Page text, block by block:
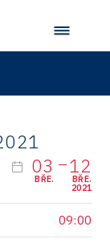
03
BŘE.
12
BŘE.
2021
09:00